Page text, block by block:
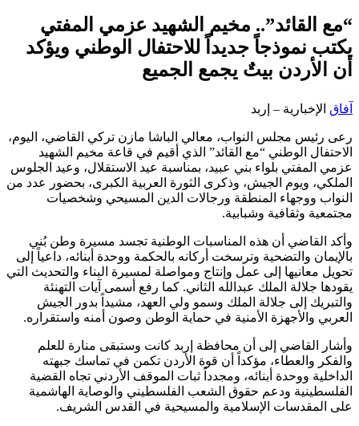
“مع القائد”.. مخيم الشهيد عزمي المفتي
يكتب نموذجاً جديداً للاحتفال الوطني ويؤكد
أن الأردن بيتٌ يجمع الجميع
آفاق الإخبارية – إربد
رعى رئيس مجلس النواب، معالي الباشا مازن تركي القاضي، اليوم،
الاحتفال الوطني “مع القائد” الذي أقيم في قاعة مخيم الشهيد
عزمي المفتي بلواء بني عبيد، بمناسبة عيد الاستقلال، وعيد الجلوس
الملكي، ويوم الجيش، وذكرى الثورة العربية الكبرى، بحضور عدد من
النواب ووجهاء المنطقة ورجالات الدين المسيحي وشخصيات
مجتمعية وثقافية وشبابية.
وأكد القاضي أن هذه المناسبات الوطنية تجسد مسيرة وطن بُني
بالإيمان والتضحية وترسخت أركانه بالحكمة ووحدة أبنائه، داعياً إلى
تحويل معانيها إلى عمل وإنتاج ومواصلة لمسيرة البناء والتحديث التي
يقودها جلالة الملك عبدالله الثاني. كما رفع أسمى آيات التهنئة
والتبريك إلى جلالة الملك وسمو ولي العهد، مشيداً بدور الجيش
العربي والأجهزة الأمنية في حماية الوطن وصون أمنه واستقراره.
وأشار القاضي إلى أن محافظة إربد كانت وستبقى منارة للعلم
والفكر والعطاء، مؤكداً أن قوة الأردن تكمن في تماسك جبهته
الداخلية ووحدة أبنائه، ومجدداً ثبات الموقف الأردني تجاه القضية
الفلسطينية ودعم حقوق الشعب الفلسطيني والوصاية الهاشمية
على المقدسات الإسلامية والمسيحية في القدس الشريف.